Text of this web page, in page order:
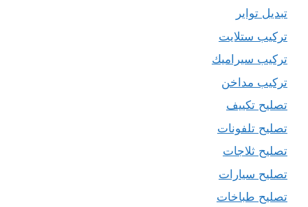
تبديل تواير
تركيب ستلايت
تركيب سيراميك
تركيب مداخن
تصليح تكييف
تصليح تلفونات
تصليح ثلاجات
تصليح سيارات
تصليح طباخات